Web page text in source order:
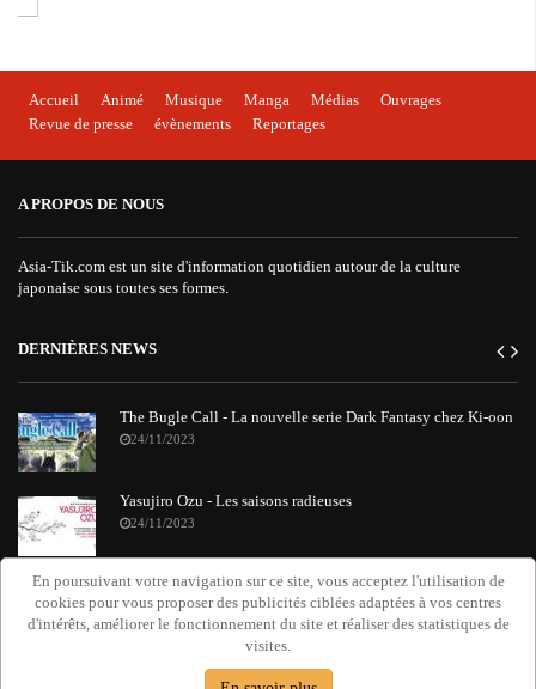
Accueil Animé Musique Manga Médias
Ouvrages
Revue de presse
évènements Reportages
A PROPOS DE NOUS
Asia-Tik.com est un site d'information quotidien autour de la culture
japonaise sous toutes ses formes.
DERNIÈRES NEWS
The Bugle Call - La nouvelle serie Dark Fantasy chez Ki-oon
24/11/2023
Yasujiro Ozu - Les saisons radieuses
24/11/2023
"Requiem Attack on Titan" : le nouvel album orchestral de
Grissini Project
20/11/2023
En poursuivant votre navigation sur ce site, vous acceptez l'utilisation de
cookies pour vous proposer des publicités ciblées adaptées à vos centres
d'intérêts, améliorer le fonctionnement du site et réaliser des statistiques de
visites.